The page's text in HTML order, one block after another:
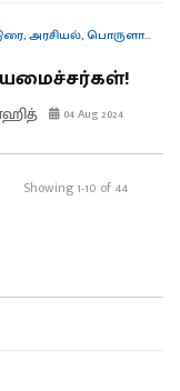
,அரசியல்,பொருளாதாரம்
04 Aug 2024
Showing 1-10 of 44